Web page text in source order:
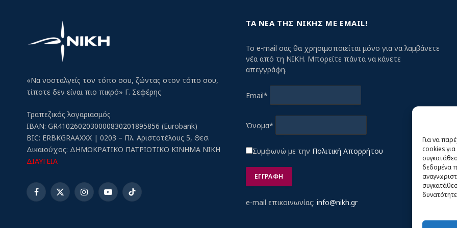
Για να
cookies
δεδομένα
«Να νοσταλγείς τον τόπο σου, ζώντας στον τόπο σου,
τίποτε δεν είναι πιο πικρό» Γ. Σεφέρης
Τραπεζικός λογαριασμός
IBAN: GR4102602030000830201895856 (Eurobank)
BIC: ERBKGRAAXXX | 0203 – Πλ. Αριστοτέλους 5, Θεσ.
Δικαιούχος: ΔΗΜΟΚΡΑΤΙΚΟ ΠΑΤΡΙΩΤΙΚΟ ΚΙΝΗΜΑ ΝΙΚΗ
ΔΙΑΥΓΕΙΑ
Facebook
X
InstagramYouTubeTikTok
ΤΑ ΝΕΑ ΤΗΣ ΝΙΚΗΣ ΜΕ EMAIL!
Το e-mail σας θα χρησιμοποιείται μόνο για να λαμβάνετε
νέα από τη ΝΙΚΗ. Μπορείτε πάντα να κάνετε
απεγγράφη.
Email*
Όνομα*
Συμφωνώ με την Πολιτική Απορρήτου
e-mail επικοινωνίας: info@nikh.gr